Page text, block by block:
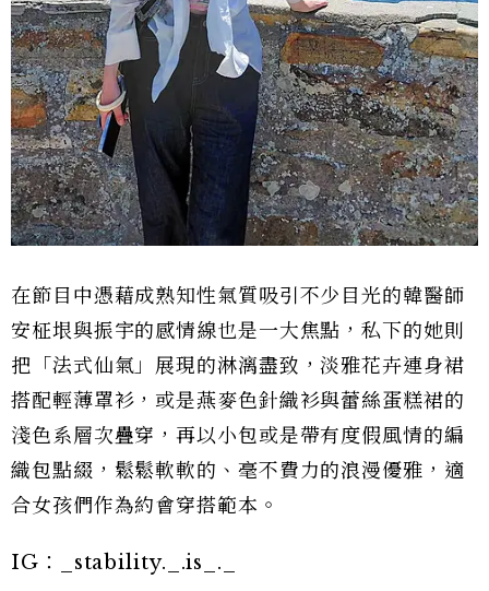
在節目中憑藉成熟知性氣質吸引不少目光的韓醫師
安柾垠與振宇的感情線也是一大焦點，私下的她則
把「法式仙氣」展現的淋漓盡致，淡雅花卉連身裙
搭配輕薄罩衫，或是燕麥色針織衫與蕾絲蛋糕裙的
淺色系層次疊穿，再以小包或是帶有度假風情的編
織包點綴，鬆鬆軟軟的、毫不費力的浪漫優雅，適
合女孩們作為約會穿搭範本。
IG：_stability._.is_._